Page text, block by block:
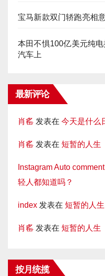
宝马新款双门轿跑亮相
本田不惧100亿美元纯
汽车上
最新评论
肖䍃 发表在 今天是什么
肖䍃 发表在 短暂的人生
Instagram Auto comment
轻人都知道吗？
index 发表在 短暂的人生
肖䍃 发表在 短暂的人生
按月统揽